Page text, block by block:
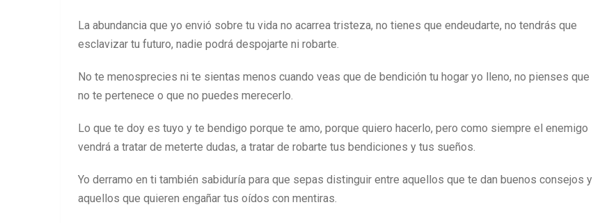
La abundancia que yo envió sobre tu vida no acarrea tristeza, no tienes que endeudarte, no tendrás que
esclavizar tu futuro, nadie podrá despojarte ni robarte.
No te menosprecies ni te sientas menos cuando veas que de bendición tu hogar yo lleno, no pienses que
no te pertenece o que no puedes merecerlo.
Lo que te doy es tuyo y te bendigo porque te amo, porque quiero hacerlo, pero como siempre el enemigo
vendrá a tratar de meterte dudas, a tratar de robarte tus bendiciones y tus sueños.
Yo derramo en ti también sabiduría para que sepas distinguir entre aquellos que te dan buenos consejos y
aquellos que quieren engañar tus oídos con mentiras.